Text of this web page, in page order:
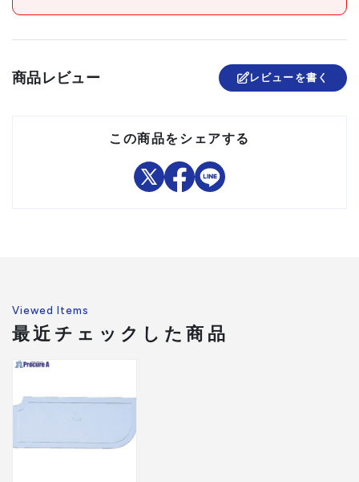
商品レビュー レビューを書く
この商品をシェアする
Viewed Items
最近チェックした商品